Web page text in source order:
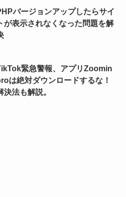
バージョンアップしたらサイ
が表示されなくなった問題を解
緊急警報、アプリZoomin
は絶対ダウンロードするな！
決法も解説。